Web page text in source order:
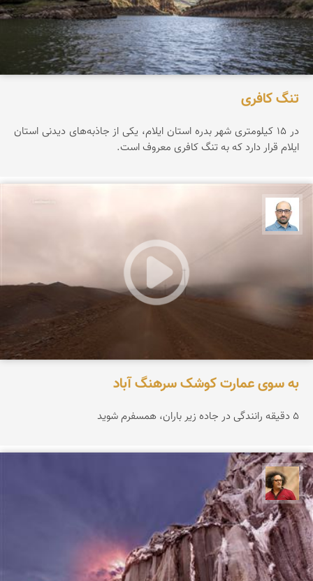
تنگ کافری
در ۱۵ کیلومتری شهر بدره استان ایلام، یکی از جاذبه‌های دیدنی استان
ایلام قرار دارد که به تنگ کافری معروف است.
به سوی عمارت کوشک سرهنگ آباد
۵ دقیقه رانندگی در جاده زیر باران، همسفرم شوید
مصطفی ربیعی بهشتی